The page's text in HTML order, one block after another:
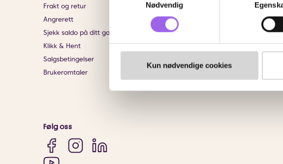
Nødvendig
Kun nødvendige cookies
Frakt og retur
Angrerett
Sjekk saldo på ditt gavekort
Klikk & Hent
Salgsbetingelser
Brukeromtaler
Personvernerklæring
Bærekraftig forretningsdrift
Jobb hos oss
Samarbeid med oss
Følg oss